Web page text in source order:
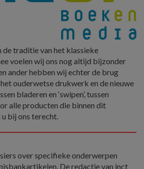
traditie van het klassieke
voelen wij ons nog altijd bijzonder
ander hebben wij echter de brug
ouderwetse drukwerk en de nieuwe
bladeren en ‘swipen’, tussen
alle producten die binnen dit
bij ons terecht.
over specifieke onderwerpen
De redactie van inct